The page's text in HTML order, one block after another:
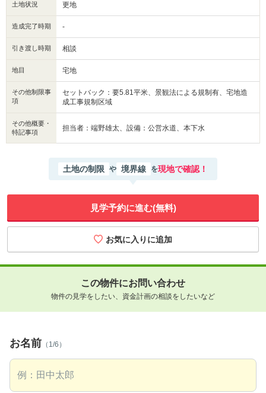
土地状況 更地
造成完了時期 -
引き渡し時期 相談
地目 宅地
その他制限事
項
セットバック：要5.81平米、景観法による規制有、宅地造
成工事規制区域
その他概要・
特記事項
担当者：端野雄太、設備：公営水道、本下水
土地の制限 や 境界線 を現地で確認！
見学予約に進む(無料)
この物件にお問い合わせ
物件の見学をしたい、資金計画の相談をしたいなど
お名前 （1/6）